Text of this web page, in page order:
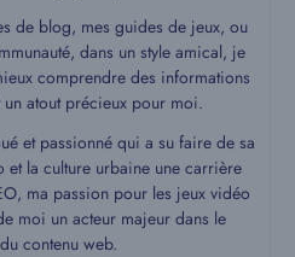
de blog, mes guides de jeux, ou
dans un style amical, je
comprendre des informations
atout précieux pour moi.
et passionné qui a su faire de sa
la culture urbaine une carrière
ma passion pour les jeux vidéo
moi un acteur majeur dans le
contenu web.